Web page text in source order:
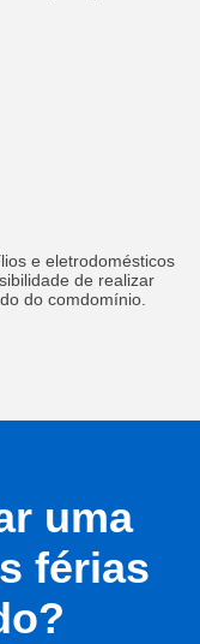
e eletrodomésticos
de realizar
do comdomínio.
uma
férias